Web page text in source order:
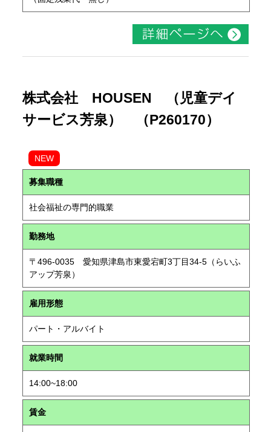
株式会社 HOUSEN （児童デイ
サービス芳泉） （P260170）
NEW
募集職種
社会福祉の専門的職業
勤務地
〒496-0035 愛知県津島市東愛宕町3丁目34-5（らいふ
アップ芳泉）
雇用形態
パート・アルバイト
就業時間
14:00~18:00
賃金